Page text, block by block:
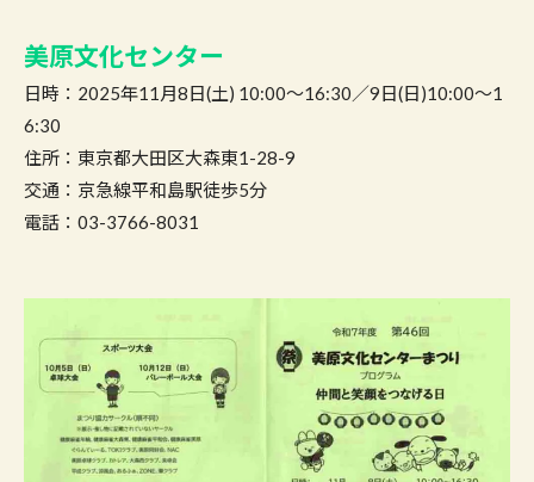
美原文化センター
日時：2025年11月8日(土) 10:00〜16:30／9日(日)10:00〜1
6:30
住所：東京都大田区大森東1-28-9
交通：京急線平和島駅徒歩5分
電話：03-3766-8031